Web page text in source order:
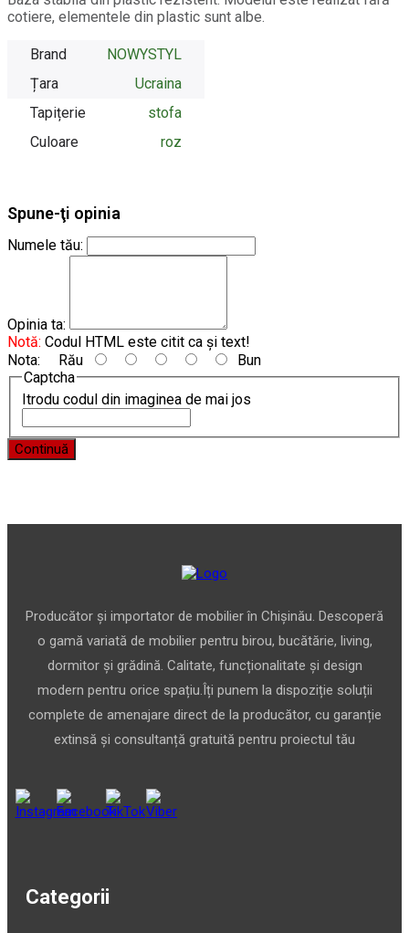
cotiere, elementele din plastic sunt albe.
Brand
NOWYSTYL
Țara
Ucraina
Tapițerie
stofa
Culoare
roz
Spune-ţi opinia
Numele tău:
Opinia ta:
Notă: Codul HTML este citit ca şi text!
Nota: Rău
Bun
Captcha
Itrodu codul din imaginea de mai jos
Continuă
Producător și importator de mobilier în Chișinău. Descoperă
o gamă variată de mobilier pentru birou, bucătărie, living,
dormitor și grădină. Calitate, funcționalitate și design
modern pentru orice spațiu.Îți punem la dispoziție soluții
complete de amenajare direct de la producător, cu garanție
extinsă și consultanță gratuită pentru proiectul tău
Categorii